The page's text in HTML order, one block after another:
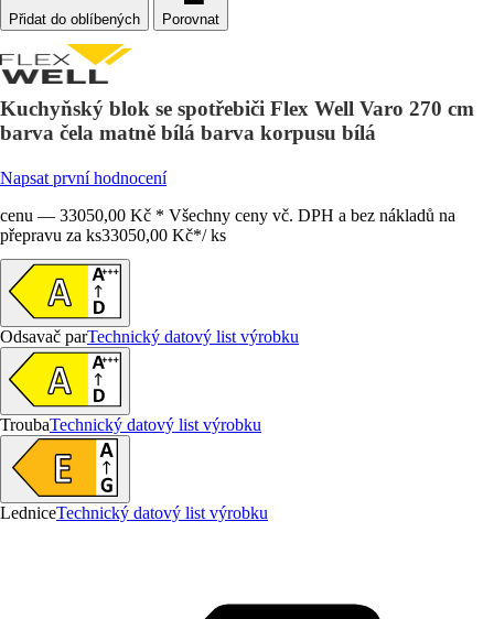
Porovnat
Kuchyňský blok se spotřebiči Flex Well Varo 270 cm
barva čela matně bílá barva korpusu bílá
Napsat první hodnocení
cenu — 33050,00 Kč * Všechny ceny vč. DPH a bez nákladů na
přepravu za ks33050,00 Kč*/ ks
Odsavač parTechnický datový list výrobku
TroubaTechnický datový list výrobku
LedniceTechnický datový list výrobku